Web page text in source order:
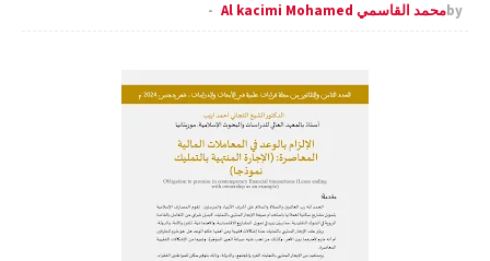
byمحمد القاسمي Al kacimi Mohamed